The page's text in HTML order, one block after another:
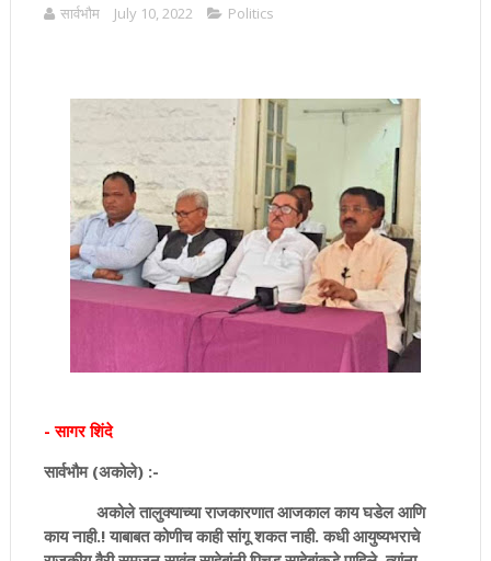
सार्वभाैम July 10, 2022 Politics
- सागर शिंदे
सार्वभौम (अकोले) :-
अकोले तालुक्याच्या राजकारणात आजकाल काय घडेल आणि
काय नाही.! याबाबत कोणीच काही सांगू शकत नाही. कधी आयुष्यभराचे